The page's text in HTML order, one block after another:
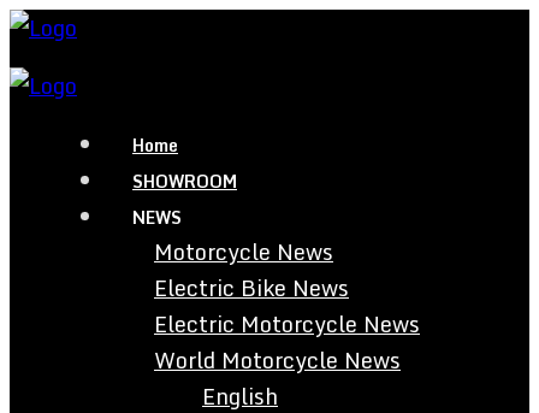
Home
SHOWROOM
NEWS
Motorcycle News
Electric Bike News
Electric Motorcycle News
World Motorcycle News
English